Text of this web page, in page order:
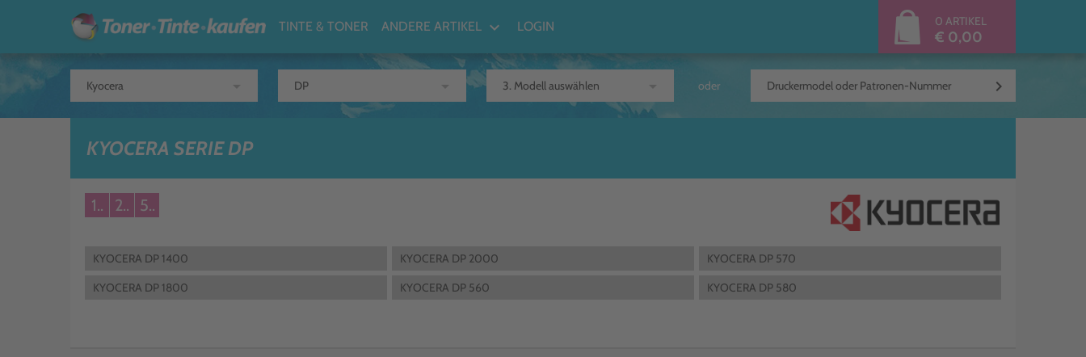
TINTE & TONER ANDERE ARTIKEL keyboard_arrow_down LOGIN 0 ARTIKEL
€ 0,00
oder keyboard_arrow_right
KYOCERA SERIE DP
1.. 2.. 5..
KYOCERA DP 1400
KYOCERA DP 1800
KYOCERA DP 2000
KYOCERA DP 560
KYOCERA DP 570
KYOCERA DP 580